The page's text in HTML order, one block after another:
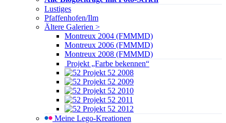
Lustiges
Pfaffenhofen/Ilm
Ältere Galerien >
Montreux 2004 (FMMMD)
Montreux 2006 (FMMMD)
Montreux 2008 (FMMMD)
Projekt „Farbe bekennen“
Projekt 52 2008
Projekt 52 2009
Projekt 52 2010
Projekt 52 2011
Projekt 52 2012
Meine Lego-Kreationen